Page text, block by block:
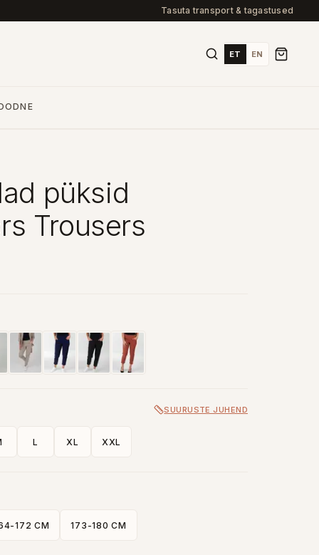
Tasuta transport & tagastused
ET EN
püksid
Trousers
SUURUSTE JUHEND
L XL XXL
172 CM 173-180 CM